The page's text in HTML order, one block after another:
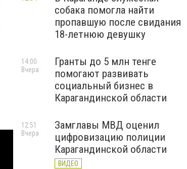
собака помогла найти
пропавшую после свидания
18-летнюю девушку
Гранты до 5 млн тенге
помогают развивать
социальный бизнес в
Карагандинской области
14:00
Вчера
Замглавы МВД оценил
цифровизацию полиции
Карагандинской области
ВИДЕО
12:51
Вчера